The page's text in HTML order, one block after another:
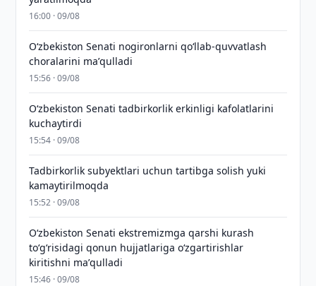
16:00 · 09/08
Oʻzbekiston Senati nogironlarni qoʻllab-quvvatlash
choralarini maʼqulladi
15:56 · 09/08
Oʻzbekiston Senati tadbirkorlik erkinligi kafolatlarini
kuchaytirdi
15:54 · 09/08
Tadbirkorlik subyektlari uchun tartibga solish yuki
kamaytirilmoqda
15:52 · 09/08
Oʻzbekiston Senati ekstremizmga qarshi kurash
toʻgʻrisidagi qonun hujjatlariga oʻzgartirishlar
kiritishni maʼqulladi
15:46 · 09/08